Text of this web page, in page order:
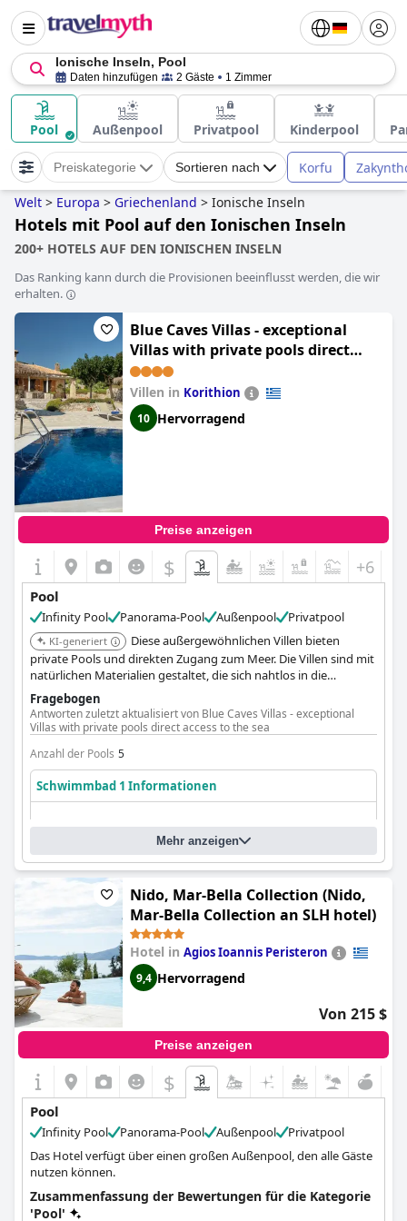
Ionische Inseln, Pool
Daten hinzufügen 2 Gäste 1 Zimmer
Pool Außenpool Privatpool Kinderpool
Preiskategorie Sortieren nach Korfu
Welt > Europa > Griechenland > Ionische Inseln
Hotels mit Pool auf den Ionischen Inseln
200+ HOTELS AUF DEN IONISCHEN INSELN
Das Ranking kann durch die Provisionen beeinflusst werden, die wir
erhalten.
Blue Caves Villas - exceptional
Villas with private pools direct
access to the sea
Villen in Korithion
10 Hervorragend
Preise anzeigen
$ +6
Pool
Infinity Pool Panorama-Pool Außenpool Privatpool
KI-generiert
Diese außergewöhnlichen Villen bieten
private Pools und direkten Zugang zum Meer. Die Villen sind mit
natürlichen Materialien gestaltet, die sich nahtlos in die
Umgebung einfügen und einen luxuriösen und friedlichen
Rückzugsort bieten.
Fragebogen
Antworten zuletzt aktualisiert von Blue Caves Villas - exceptional
Villas with private pools direct access to the sea
Anzahl der Pools 5
Schwimmbad 1 Informationen
Name des Pools: Villa Deep Blue
Außenpool
Mehr anzeigen
Nido, Mar-Bella Collection (Nido,
Mar-Bella Collection an SLH hotel)
Hotel in Agios Ioannis Peristeron
9,4 Hervorragend
Von 215 $
Preise anzeigen
$
Pool
Infinity Pool Panorama-Pool Außenpool
Privatpool
Das Hotel verfügt über einen großen Außenpool, den alle Gäste
nutzen können.
Zusammenfassung der Bewertungen für die Kategorie
'Pool'